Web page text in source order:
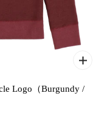
Logo（Burgundy /